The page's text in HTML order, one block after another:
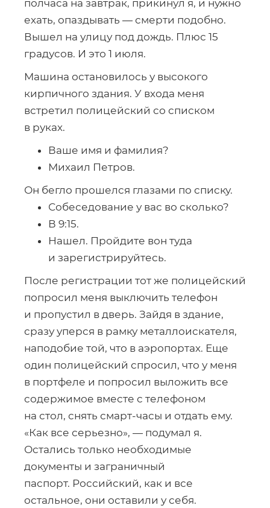
полчаса на завтрак, прикинул я, и нужно
ехать, опаздывать — смерти подобно.
Вышел на улицу под дождь. Плюс 15
градусов. И это 1 июля.
Машина остановилось у высокого
кирпичного здания. У входа меня
встретил полицейский со списком
в руках.
Ваше имя и фамилия?
Михаил Петров.
Он бегло прошелся глазами по списку.
Собеседование у вас во сколько?
В 9:15.
Нашел. Пройдите вон туда
и зарегистрируйтесь.
После регистрации тот же полицейский
попросил меня выключить телефон
и пропустил в дверь. Зайдя в здание,
сразу уперся в рамку металлоискателя,
наподобие той, что в аэропортах. Еще
один полицейский спросил, что у меня
в портфеле и попросил выложить все
содержимое вместе с телефоном
на стол, снять смарт-часы и отдать ему.
«Как все серьезно», — подумал я.
Остались только необходимые
документы и заграничный
паспорт. Российский, как и все
остальное, они оставили у себя.